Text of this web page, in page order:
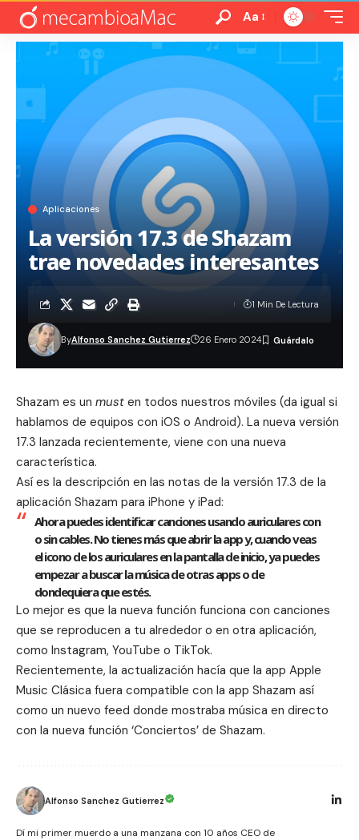
Aa
Aplicaciones
La versión 17.3 de Shazam
trae novedades interesantes
ByAlfonso Sanchez Gutierrez 26 Enero 2024
1 Min De Lectura
Shazam es un must en todos nuestros móviles (da igual si
hablamos de equipos con iOS o Android). La nueva versión
17.3 lanzada recientemente, viene con una nueva
característica.
Así es la descripción en las notas de la versión 17.3 de la
aplicación Shazam para iPhone y iPad:
Ahora puedes identificar canciones usando auriculares con
o sin cables. No tienes más que abrir la app y, cuando veas
el icono de los auriculares en la pantalla de inicio, ya puedes
empezar a buscar la música de otras apps o de
dondequiera que estés.
Lo mejor es que la nueva función funciona con canciones
que se reproducen a tu alrededor o en otra aplicación,
como Instagram, YouTube o TikTok.
Recientemente, la actualización hacía que la app Apple
Music Clásica fuera compatible con la app Shazam así
como un nuevo feed donde mostraba música en directo
con la nueva función ‘Conciertos’ de Shazam.
Alfonso Sanchez Gutierrez
Dí mi primer muerdo a una manzana con 10 años CEO de